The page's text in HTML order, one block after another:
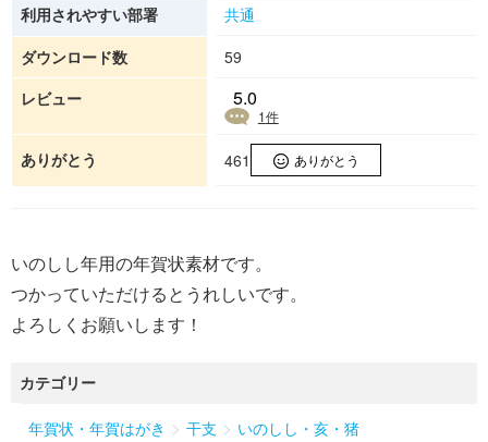
利用されやすい部署
共通
ダウンロード数
59
レビュー
5.0
1件
ありがとう 461 ありがとう
いのしし年用の年賀状素材です。
つかっていただけるとうれしいです。
よろしくお願いします！
カテゴリー
年賀状・年賀はがき > 干支 > いのしし・亥・猪